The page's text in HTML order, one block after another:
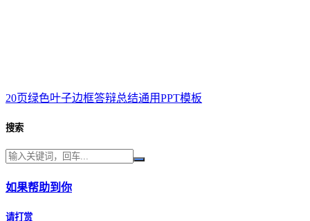
20页绿色叶子边框答辩总结通用PPT模板
搜索
如果帮助到你
请打赏